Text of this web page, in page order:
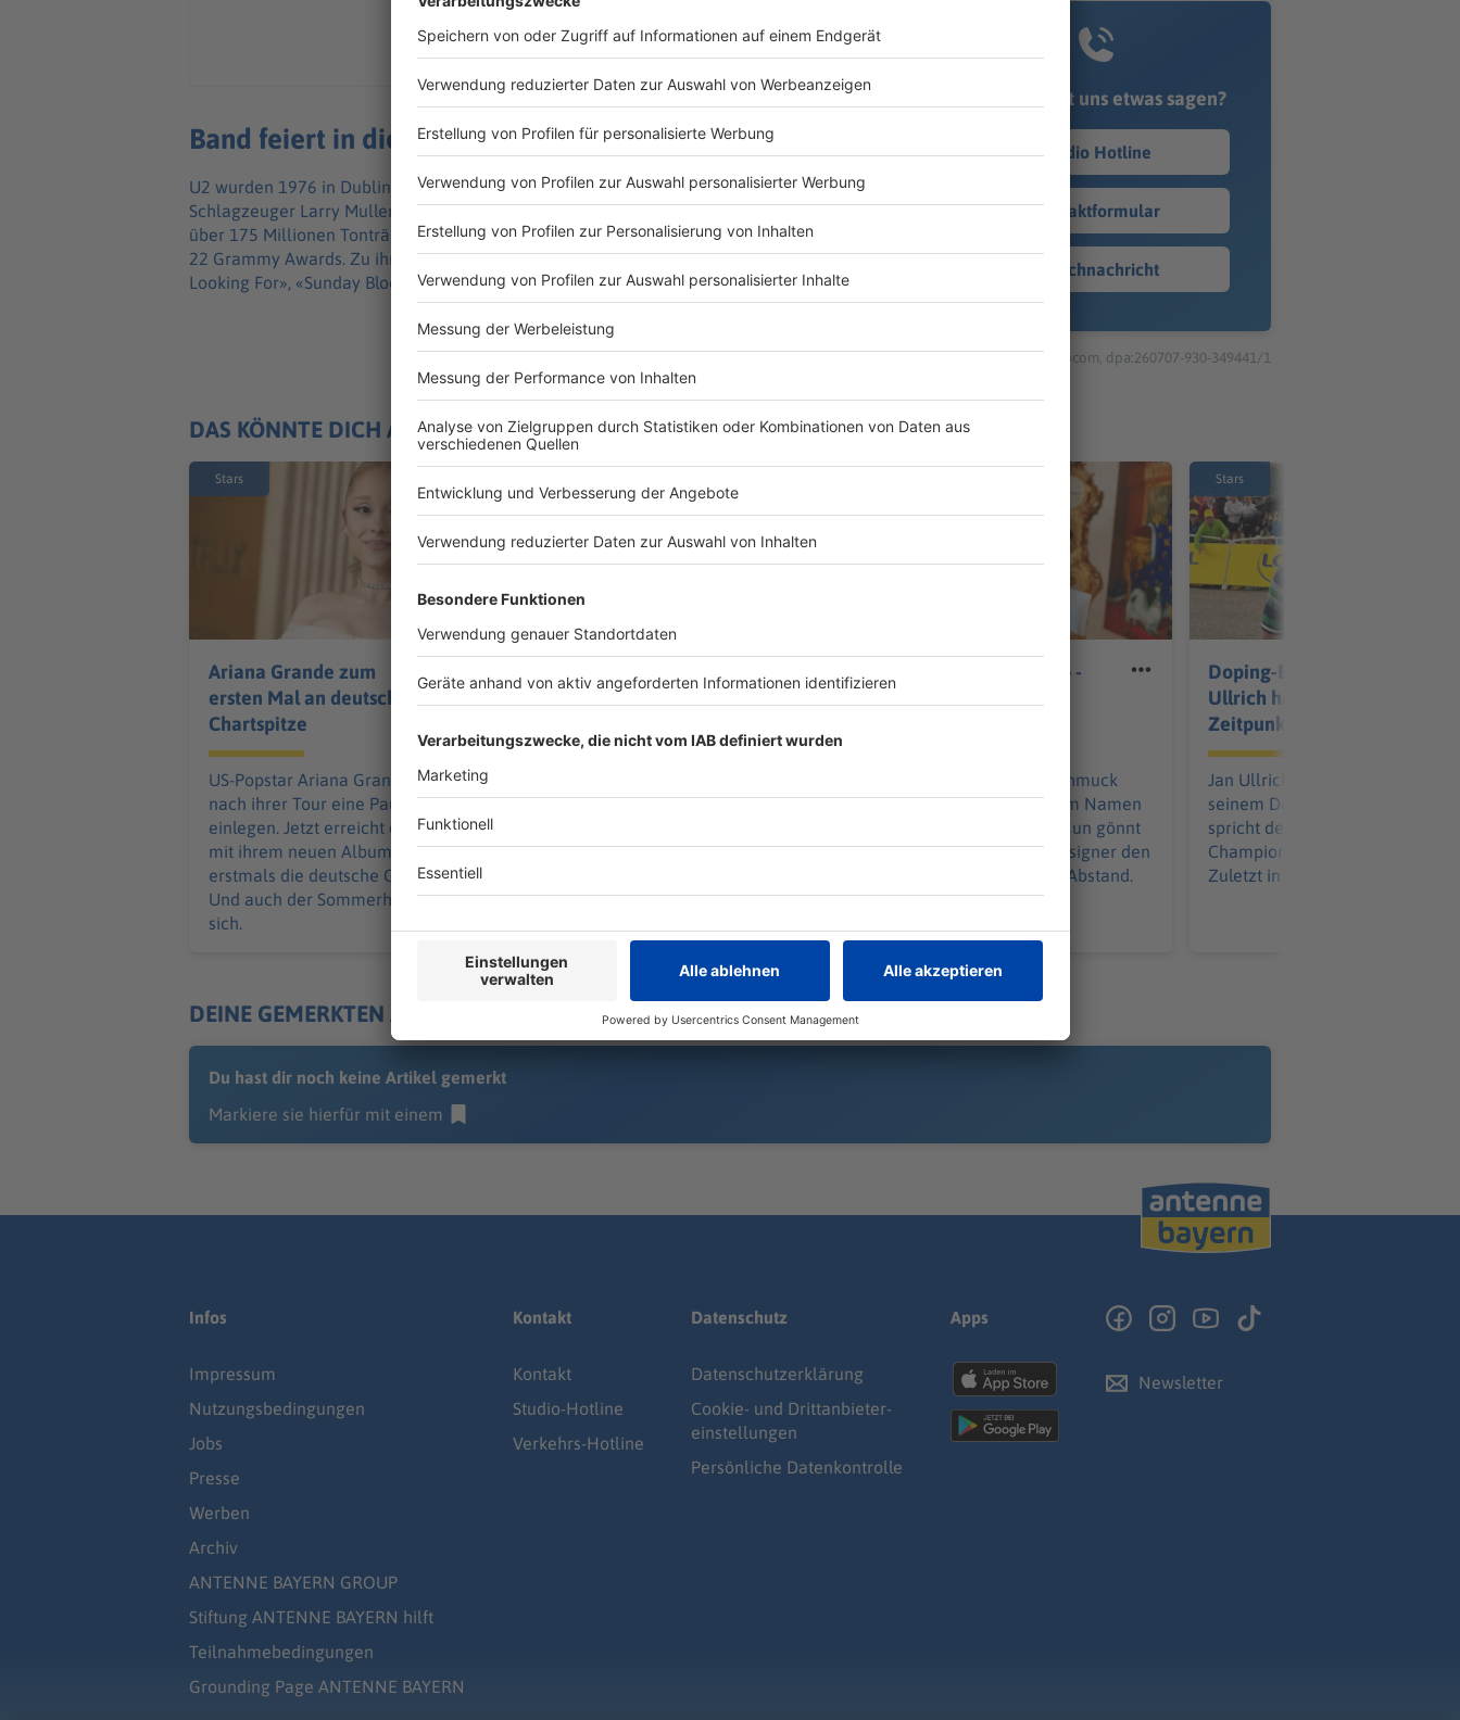
Band feiert in diesem Jahr 50. Jubiläum
U2 wurden 1976 in Dublin von Sänger Bono, Gitarrist The Edge, Bassist Adam Clayton und
Schlagzeuger Larry Mullen Jr. gegründet. Die Band hat bislang 15 Studioalben veröffentlicht,
über 175 Millionen Tonträger verkauft und zahlreiche Auszeichnungen erhalten - darunter
22 Grammy Awards. Zu ihren berühmtesten Songs zählen «I Still Haven't Found What I'm
Looking For», «Sunday Bloody Sunday» und «Beautiful Day».
Du möchtest uns etwas sagen?
Studio Hotline
Kontaktformular
Sprachnachricht
© dpa-infocom, dpa:260707-930-349441/1
DAS KÖNNTE DICH AUCH INTERESSIEREN
Stars
Ariana Grande zum
ersten Mal an deutscher
Chartspitze
US-Popstar Ariana Grande möchte
nach ihrer Tour eine Pause
einlegen. Jetzt erreicht die Sängerin
mit ihrem neuen Album «petal»
erstmals die deutsche Chartspitze.
Und auch der Sommerhit behauptet
sich.
Schwester von
Mordopfer empört über
Studentin machte Schlagzeilen in
arbeitet den Prozess gegen sie in
Familie kommt das gar nicht gut an.
«Ich bin jetzt mal raus» -
Harald Glööckler sucht
Er hat Mode gemacht, Schmuck
entworfen und aus seinem Namen
eine Marke geschaffen. Nun gönnt
sich der extravagante Designer den
vielleicht größten Luxus: Abstand.
Ein Besuch.
Stars
Doping-Beichte zu spät?
Ullrich hat «den
Zeitpunkt verpasst»
Jan Ullrich wartete lange mit
seinem Doping-Geständnis.
spricht der einzige deutsche
Champion offen über das
Zuletzt in einer ARD-Show.
DEINE GEMERKTEN ARTIKEL
Du hast dir noch keine Artikel gemerkt
Markiere sie hierfür mit einem
Infos
Impressum
Nutzungsbedingungen
Jobs
Presse
Werben
Archiv
ANTENNE BAYERN GROUP
Stiftung ANTENNE BAYERN hilft
Teilnahmebedingungen
Grounding Page ANTENNE BAYERN
Kontakt
Kontakt
Studio-Hotline
Verkehrs-Hotline
Datenschutz
Datenschutz­erklärung
Cookie- und Drittanbieter-
einstellungen
Persönliche Datenkontrolle
Apps
Newsletter